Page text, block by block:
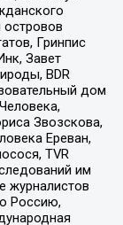
Гринпис
Завет
BDR
дом
Звозскова,
Ереван,
TVR
им
журналистов
Россию,